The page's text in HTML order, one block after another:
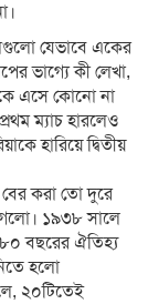
যেভাবে একের
ভাগ্যে কী লেখা,
এসে কোনো না
ম্যাচ হারলেও
হারিয়ে দ্বিতীয়
বের করা তো দুরে
১৯৩৮ সালে
৮০ বছরের ঐতিহ্য
হলো
২০টিতেই